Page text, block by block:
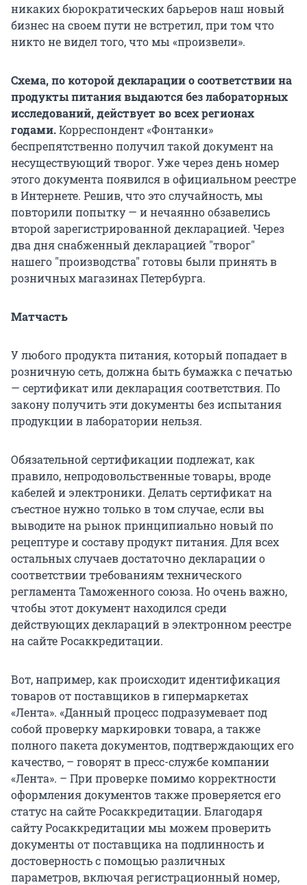
никаких бюрократических барьеров наш новый
бизнес на своем пути не встретил, при том что
никто не видел того, что мы «произвели».
Схема, по которой декларации о соответствии на
продукты питания выдаются без лабораторных
исследований, действует во всех регионах
годами.Корреспондент «Фонтанки»
беспрепятственно получил такой документ на
несуществующий творог. Уже через день номер
этого документа появился в официальном реестре
в Интернете. Решив, что это случайность, мы
повторили попытку — и нечаянно обзавелись
второй зарегистрированной декларацией. Через
два дня снабженный декларацией "творог"
нашего "производства" готовы были принять в
розничных магазинах Петербурга.
Матчасть
У любого продукта питания, который попадает в
розничную сеть, должна быть бумажка с печатью
— сертификат или декларация соответствия. По
закону получить эти документы без испытания
продукции в лаборатории нельзя.
Обязательной сертификации подлежат, как
правило, непродовольственные товары, вроде
кабелей и электроники. Делать сертификат на
съестное нужно только в том случае, если вы
выводите на рынок принципиально новый по
рецептуре и составу продукт питания. Для всех
остальных случаев достаточно декларации о
соответствии требованиям технического
регламента Таможенного союза. Но очень важно,
чтобы этот документ находился среди
действующих деклараций в электронном реестре
на сайте Росаккредитации.
Вот, например, как происходит идентификация
товаров от поставщиков в гипермаркетах
«Лента». «Данный процесс подразумевает под
собой проверку маркировки товара, а также
полного пакета документов, подтверждающих его
качество, – говорят в пресс-службе компании
«Лента». – При проверке помимо корректности
оформления документов также проверяется его
статус на сайте Росаккредитации. Благодаря
сайту Росаккредитации мы можем проверить
документы от поставщика на подлинность и
достоверность с помощью различных
параметров, включая регистрационный номер,